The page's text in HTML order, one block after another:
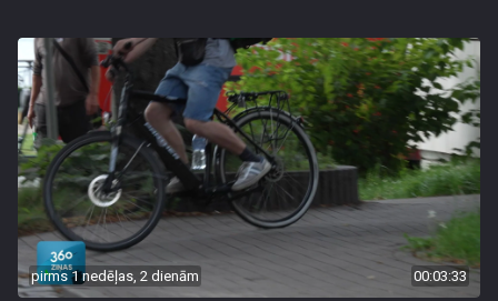
pirms 1 nedēļas, 2 dienām 00:03:33